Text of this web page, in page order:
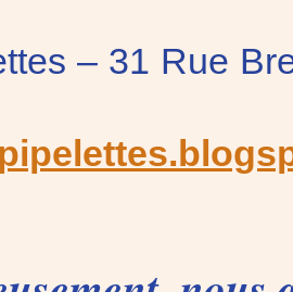
– 31 Rue